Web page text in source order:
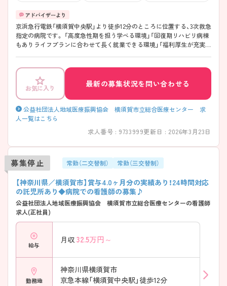
京浜急行電鉄「横須賀中央駅」より徒歩12分のところに位置する、3次救急
指定の病院です。 「高度急性期を担う学べる環境」「回復期リハビリ病棟
もありライフプランに合わせて長く就業できる環境」「福利厚生が充実し
せ。
お気に入り
最新の募集状況を問い合わせる
公益社団法人地域医療振興協会 横須賀市立総合医療センター 求
人一覧はこちら
求人番号 : 9733999更新日 : 2026年3月23日
募集停止 常勤（二交替制） 常勤（三交替制）
【神奈川県／横須賀市】賞与4.0ヶ月分の実績あり！24時間対応
の託児所あり◆病院での看護師の募集♪
公益社団法人地域医療振興協会 横須賀市立総合医療センターの看護師
求人(正社員)
給与
月収 32.5万円～
勤務地
神奈川県横須賀市
京急本線「横須賀中央駅」徒歩12分